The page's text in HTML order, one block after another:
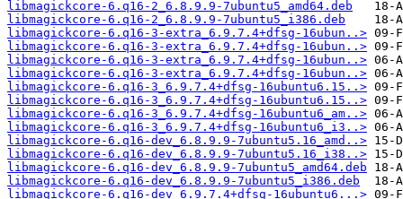
libmagickcore-6.q16-2_6.8.9.9-7ubuntu5_amd64.deb
libmagickcore-6.q16-2_6.8.9.9-7ubuntu5_i386.deb
libmagickcore-6.q16-3-extra_6.9.7.4+dfsg-16ubun..>
libmagickcore-6.q16-3-extra_6.9.7.4+dfsg-16ubun..>
libmagickcore-6.q16-3-extra_6.9.7.4+dfsg-16ubun..>
libmagickcore-6.q16-3-extra_6.9.7.4+dfsg-16ubun..>
libmagickcore-6.q16-3_6.9.7.4+dfsg-16ubuntu6.15..>
libmagickcore-6.q16-3_6.9.7.4+dfsg-16ubuntu6.15..>
libmagickcore-6.q16-3_6.9.7.4+dfsg-16ubuntu6_am..>
libmagickcore-6.q16-3_6.9.7.4+dfsg-16ubuntu6_i3..>
libmagickcore-6.q16-dev_6.8.9.9-7ubuntu5.16_amd..>
libmagickcore-6.q16-dev_6.8.9.9-7ubuntu5.16_i38..>
libmagickcore-6.q16-dev_6.8.9.9-7ubuntu5_amd64.deb
libmagickcore-6.q16-dev_6.8.9.9-7ubuntu5_i386.deb
libmagickcore-6.q16-dev_6.9.7.4+dfsg-16ubuntu6...>